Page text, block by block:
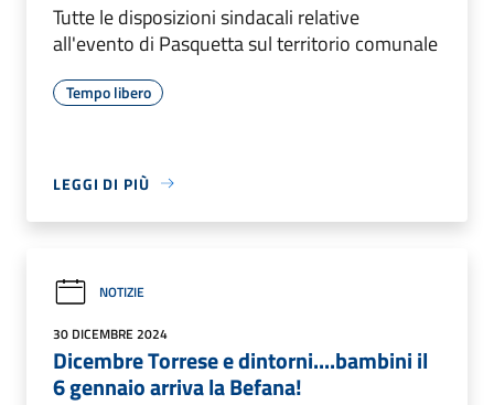
Tutte le disposizioni sindacali relative
all'evento di Pasquetta sul territorio comunale
Tempo libero
LEGGI DI PIÙ
NOTIZIE
30 DICEMBRE 2024
Dicembre Torrese e dintorni....bambini il
6 gennaio arriva la Befana!